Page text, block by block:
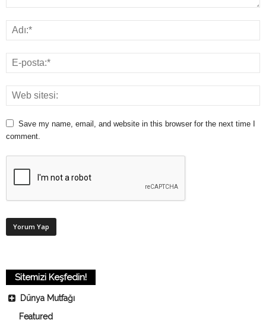
Save my name, email, and website in this browser for the next time I
comment.
Sitemizi Keşfedin!
Dünya Mutfağı
Featured